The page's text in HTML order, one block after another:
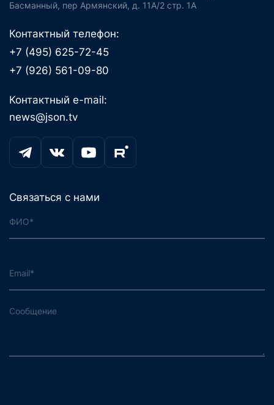
Басманный, пер Армянский, д. 11А/2 стр. 1А
Контактный телефон:
+7 (495) 625-72-45
+7 (926) 561-09-80
Контактный e-mail:
news@json.tv
Связаться с нами